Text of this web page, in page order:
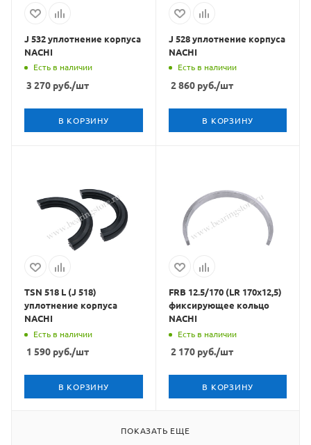
J 532 уплотнение корпуса
NACHI
Есть в наличии
3 270 руб./шт
В КОРЗИНУ
J 528 уплотнение корпуса
NACHI
Есть в наличии
2 860руб./шт
В КОРЗИНУ
TSN 518 L (J 518)
уплотнение корпуса
NACHI
Есть в наличии
1 590 руб./шт
В КОРЗИНУ
FRB 12.5/170 (LR 170x12,5)
фиксирующее кольцо
NACHI
Есть в наличии
2 170руб./шт
В КОРЗИНУ
ПОКАЗАТЬ ЕЩЕ